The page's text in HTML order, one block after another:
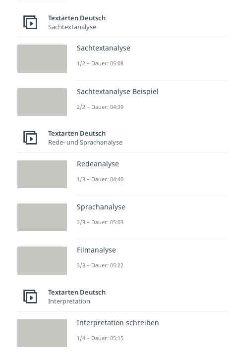
Textarten Deutsch
Sachtextanalyse
Sachtextanalyse
1/2 – Dauer: 05:08
Sachtextanalyse Beispiel
2/2 – Dauer: 04:39
Textarten Deutsch
Rede- und Sprachanalyse
Redeanalyse
1/3 – Dauer: 04:40
Sprachanalyse
2/3 – Dauer: 05:03
Filmanalyse
3/3 – Dauer: 05:22
Textarten Deutsch
Interpretation
Interpretation schreiben
1/4 – Dauer: 05:15